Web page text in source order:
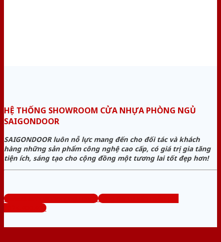
HỆ THỐNG SHOWROOM CỬA NHỰA PHÒNG NGỦ
SAIGONDOOR
SAIGONDOOR luôn nỗ lực mang đến cho đối tác và khách
hàng những sản phẩm công nghệ cao cấp, có giá trị gia tăng
tiện ích, sáng tạo cho cộng đồng một tương lai tốt đẹp hơn!
www.cuanhuaphongngu.com
Tổng đài tư vấn miễn phí:
0824.400.400